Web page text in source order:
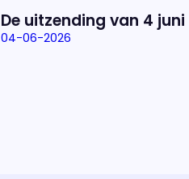
De uitzending van 4 juni
04-06-2026